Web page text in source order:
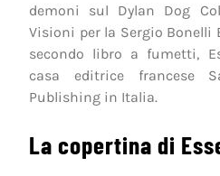
demoni sul Dylan Dog
Visioni per la Sergio Bonelli
secondo libro a fumetti,
casa editrice francese
Publishing in Italia.
La copertina di